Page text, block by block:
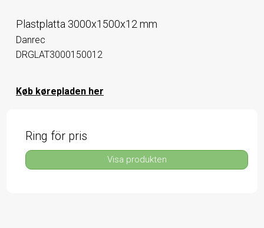
Plastplatta 3000x1500x12 mm
Danrec
DRGLAT3000150012
Køb kørepladen her
Ring för pris
Visa produkten